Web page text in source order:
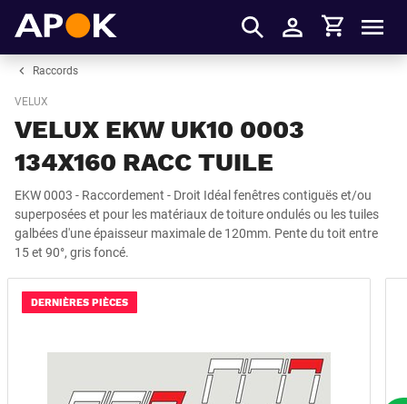
S'identifier
Panier
Raccords
VELUX
VELUX EKW UK10 0003
134X160 RACC TUILE
EKW 0003 - Raccordement - Droit Idéal fenêtres contiguës et/ou
superposées et pour les matériaux de toiture ondulés ou les tuiles
galbées d'une épaisseur maximale de 120mm. Pente du toit entre
15 et 90°, gris foncé.
DERNIÈRES PIÈCES